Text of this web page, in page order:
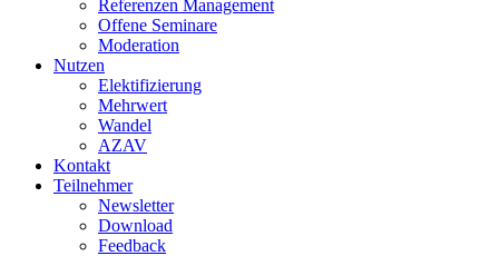
Referenzen Management
Offene Seminare
Moderation
Nutzen
Elektifizierung
Mehrwert
Wandel
AZAV
Kontakt
Teilnehmer
Newsletter
Download
Feedback